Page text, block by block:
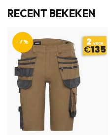
RECENT BEKEKEN
-7%